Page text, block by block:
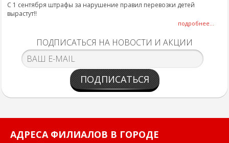
С 1 сентября штрафы за нарушение правил перевозки детей
вырастут!!
подробнее...
ПОДПИСАТЬСЯ НА НОВОСТИ И АКЦИИ
ПОДПИСАТЬСЯ
АДРЕСА ФИЛИАЛОВ В ГОРОДЕ